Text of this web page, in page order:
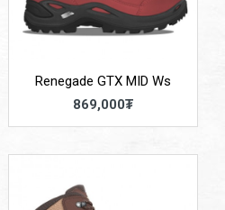
Renegade GTX MID Ws
869,000₮